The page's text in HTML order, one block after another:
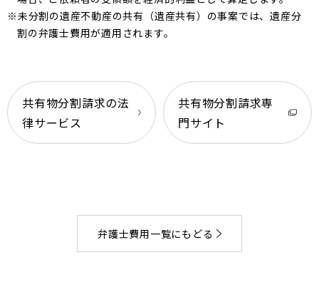
※未分割の遺産不動産の共有（遺産共有）の事案では、遺産分
割の弁護士費用が適用されます。
共有物分割請求の法
律サービス
共有物分割請求専
門サイト
弁護士費用一覧にもどる